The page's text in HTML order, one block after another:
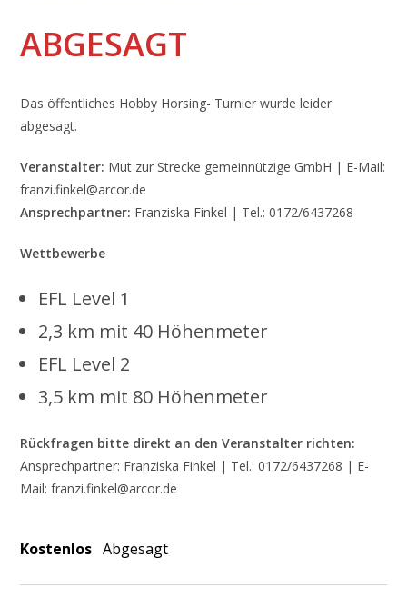
ABGESAGT
Das öffentliches Hobby Horsing- Turnier wurde leider
abgesagt.
Veranstalter: Mut zur Strecke gemeinnützige GmbH | E-Mail:
franzi.finkel@arcor.de
Ansprechpartner: Franziska Finkel | Tel.: 0172/6437268
Wettbewerbe
EFL Level 1
2,3 km mit 40 Höhenmeter
EFL Level 2
3,5 km mit 80 Höhenmeter
Rückfragen bitte direkt an den Veranstalter richten:
Ansprechpartner: Franziska Finkel | Tel.: 0172/6437268 | E-
Mail: franzi.finkel@arcor.de
Kostenlos Abgesagt